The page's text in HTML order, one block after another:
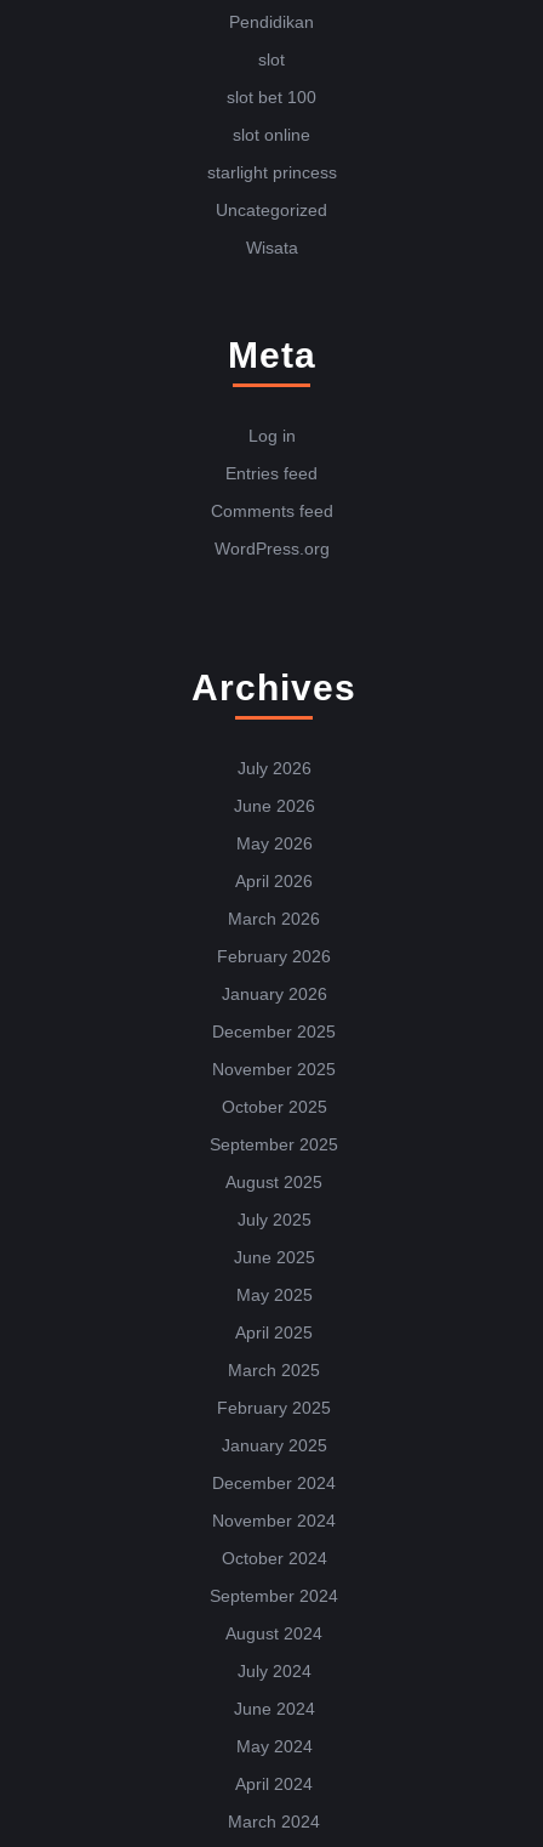
Pendidikan
slot
slot bet 100
slot online
starlight princess
Uncategorized
Wisata
Meta
Log in
Entries feed
Comments feed
WordPress.org
Archives
July 2026
June 2026
May 2026
April 2026
March 2026
February 2026
January 2026
December 2025
November 2025
October 2025
September 2025
August 2025
July 2025
June 2025
May 2025
April 2025
March 2025
February 2025
January 2025
December 2024
November 2024
October 2024
September 2024
August 2024
July 2024
June 2024
May 2024
April 2024
March 2024